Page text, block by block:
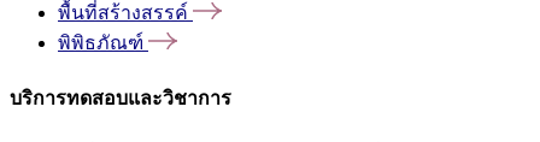
พื้นที่สร้างสรรค์
พิพิธภัณฑ์
บริการทดสอบและวิชาการ